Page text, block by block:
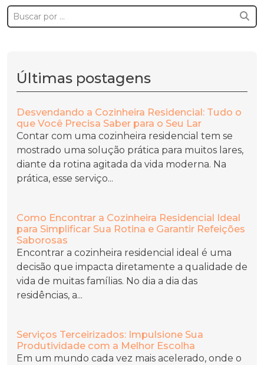
Últimas postagens
Desvendando a Cozinheira Residencial: Tudo o
que Você Precisa Saber para o Seu Lar
Contar com uma cozinheira residencial tem se
mostrado uma solução prática para muitos lares,
diante da rotina agitada da vida moderna. Na
prática, esse serviço...
Como Encontrar a Cozinheira Residencial Ideal
para Simplificar Sua Rotina e Garantir Refeições
Saborosas
Encontrar a cozinheira residencial ideal é uma
decisão que impacta diretamente a qualidade de
vida de muitas famílias. No dia a dia das
residências, a...
Serviços Terceirizados: Impulsione Sua
Produtividade com a Melhor Escolha
Em um mundo cada vez mais acelerado, onde o